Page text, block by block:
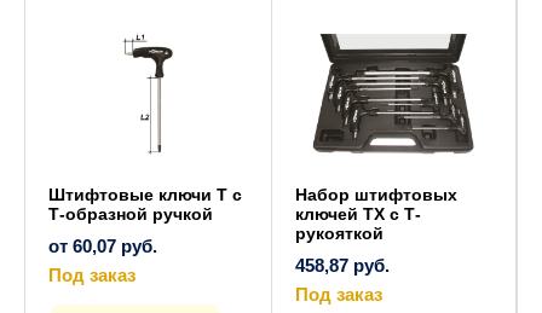
Штифтовые ключи T с
Т-образной ручкой
от 60,07 руб.
Под заказ
Набор штифтовых
ключей TX с Т-
рукояткой
458,87 руб.
Под заказ